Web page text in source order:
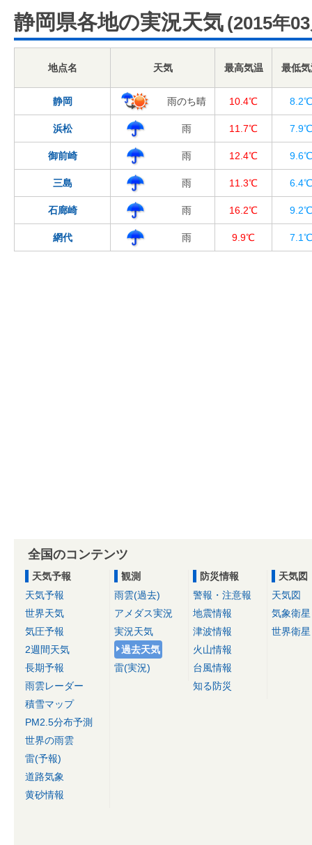
静岡県各地の実況天気 (2015年
地点名 天気 最高気温 最低
静岡 雨のち晴 10.4℃ 8.2℃
浜松 雨 11.7℃ 7.9℃
御前崎 雨 12.4℃ 9.6℃
三島 雨 11.3℃ 6.4℃
石廊崎 雨 16.2℃ 9.2℃
網代 雨 9.9℃ 7.1℃
全国のコンテンツ
天気予報
天気予報
世界天気
気圧予報
2週間天気
長期予報
雨雲レーダー
積雪マップ
PM2.5分布予測
世界の雨雲
雷(予報)
道路気象
黄砂情報
観測
雨雲(過去)
アメダス実況
実況天気
過去天気
雷(実況)
防災情報
警報・注意報
地震情報
津波情報
火山情報
台風情報
知る防災
天気図
天気図
気象衛星
世界衛星